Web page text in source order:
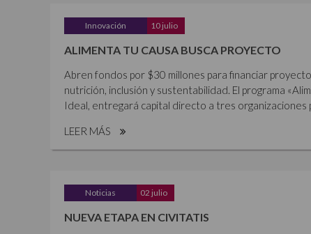
Innovación 10 julio
ALIMENTA TU CAUSA BUSCA PROYECTO
Abren fondos por $30 millones para financiar
nutrición, inclusión y sustentabilidad. El programa
Ideal, entregará capital directo a tres organizaciones
LEER MÁS
Noticias 02 julio
NUEVA ETAPA EN CIVITATIS